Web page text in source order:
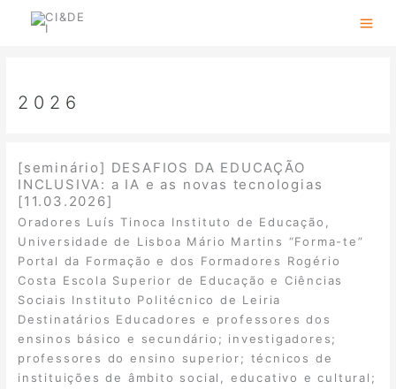
2026
[seminário] DESAFIOS DA EDUCAÇÃO
INCLUSIVA: a IA e as novas tecnologias
[11.03.2026]
Oradores Luís Tinoca Instituto de Educação,
Universidade de Lisboa Mário Martins “Forma-te”
Portal da Formação e dos Formadores Rogério
Costa Escola Superior de Educação e Ciências
Sociais Instituto Politécnico de Leiria
Destinatários Educadores e professores dos
ensinos básico e secundário; investigadores;
professores do ensino superior; técnicos de
instituições de âmbito social, educativo e cultural;